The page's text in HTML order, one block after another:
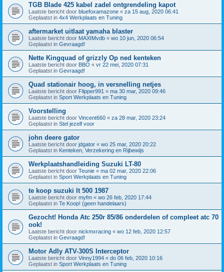
TGB Blade 425 kabel zadel ontgrendeling kapot
Laatste bericht door bluefoxamazone « za 15 aug, 2020 06:41
Geplaatst in 4x4 Werkplaats en Tuning
aftermarket uitlaat yamaha blaster
Laatste bericht door MAXIMvdb « wo 10 jun, 2020 06:54
Geplaatst in Gevraagd!
Nette Kingquad of grizzly Op ned kenteken
Laatste bericht door BBO « vr 22 mei, 2020 07:31
Geplaatst in Gevraagd!
Quad stationair hoog, in versnelling netjes
Laatste bericht door Flipper991 « ma 30 mar, 2020 09:46
Geplaatst in Sport Werkplaats en Tuning
Voorstelling
Laatste bericht door Vincent660 « za 28 mar, 2020 23:24
Geplaatst in Stel jezelf voor
john deere gator
Laatste bericht door jdgator « wo 25 mar, 2020 20:22
Geplaatst in Kenteken, Verzekering en Rijbewijs
Werkplaatshandleiding Suzuki LT-80
Laatste bericht door Teunie « ma 02 mar, 2020 22:06
Geplaatst in Sport Werkplaats en Tuning
te koop suzuki lt 500 1987
Laatste bericht door myfm « wo 26 feb, 2020 17:44
Geplaatst in Te Koop! (geen handelaars)
Gezocht! Honda Atc 250r 85/86 onderdelen of compleet atc 70
ook!
Laatste bericht door nickmxracing « wo 12 feb, 2020 12:57
Geplaatst in Gevraagd!
Motor Adly ATV-300S Interceptor
Laatste bericht door Vinny1994 « do 06 feb, 2020 10:16
Geplaatst in Sport Werkplaats en Tuning